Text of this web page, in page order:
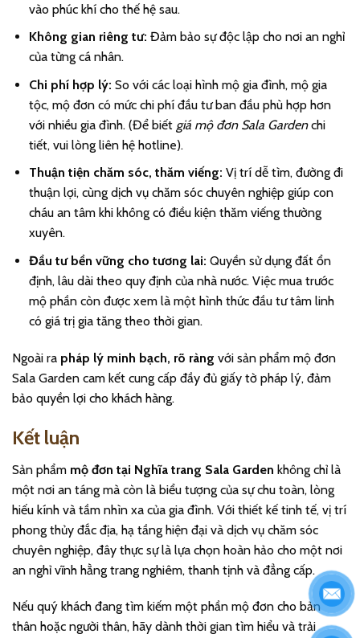
vào phúc khí cho thế hệ sau.
Không gian riêng tư: Đảm bảo sự độc lập cho nơi an nghỉ
của từng cá nhân.
Chi phí hợp lý: So với các loại hình mộ gia đình, mộ gia
tộc, mộ đơn có mức chi phí đầu tư ban đầu phù hợp hơn
với nhiều gia đình. (Để biết giá mộ đơn Sala Gardenchi
tiết, vui lòng liên hệ hotline).
Thuận tiện chăm sóc, thăm viếng: Vị trí dễ tìm, đường đi
thuận lợi, cùng dịch vụ chăm sóc chuyên nghiệp giúp con
cháu an tâm khi không có điều kiện thăm viếng thường
xuyên.
Đầu tư bền vững cho tương lai: Quyền sử dụng đất ổn
định, lâu dài theo quy định của nhà nước. Việc mua trước
mộ phần còn được xem là một hình thức đầu tư tâm linh
có giá trị gia tăng theo thời gian.
Ngoài ra pháp lý minh bạch, rõ ràng với sản phẩm mộ đơn
Sala Garden cam kết cung cấp đầy đủ giấy tờ pháp lý, đảm
bảo quyền lợi cho khách hàng.
Kết luận
Sản phẩm mộ đơn tại Nghĩa trang Sala Garden không chỉ là
một nơi an táng mà còn là biểu tượng của sự chu toàn, lòng
hiếu kính và tầm nhìn xa của gia đình. Với thiết kế tinh tế, vị trí
phong thủy đắc địa, hạ tầng hiện đại và dịch vụ chăm sóc
chuyên nghiệp, đây thực sự là lựa chọn hoàn hảo cho một nơi
an nghỉ vĩnh hằng trang nghiêm, thanh tịnh và đẳng cấp.
Nếu quý khách đang tìm kiếm một phần mộ đơn cho bản
thân hoặc người thân, hãy dành thời gian tìm hiểu và trải